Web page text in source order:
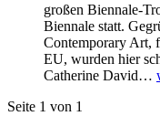
großen Biennale-
Biennale statt.
Contemporary Art,
EU, wurden hier
Catherine David…
Seite 1 von 1